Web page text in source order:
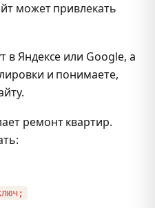
может привлекать
Яндексе или Google, а
и понимаете,
ремонт квартир.